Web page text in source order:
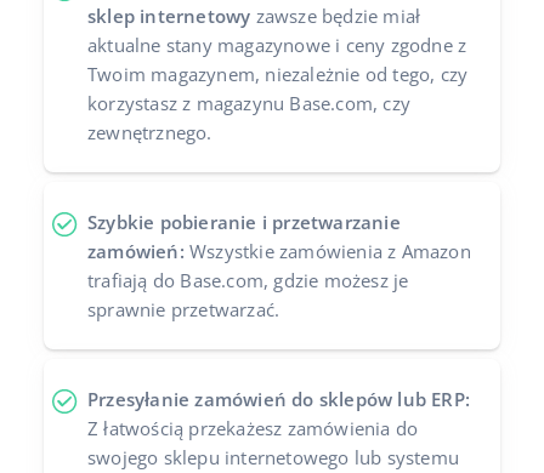
sklep internetowy zawsze będzie miał
aktualne stany magazynowe i ceny zgodne z
Twoim magazynem, niezależnie od tego, czy
korzystasz z magazynu Base.com, czy
zewnętrznego.
Szybkie pobieranie i przetwarzanie
zamówień: Wszystkie zamówienia z Amazon
trafiają do Base.com, gdzie możesz je
sprawnie przetwarzać.
Przesyłanie zamówień do sklepów lub ERP:
Z łatwością przekażesz zamówienia do
swojego sklepu internetowego lub systemu